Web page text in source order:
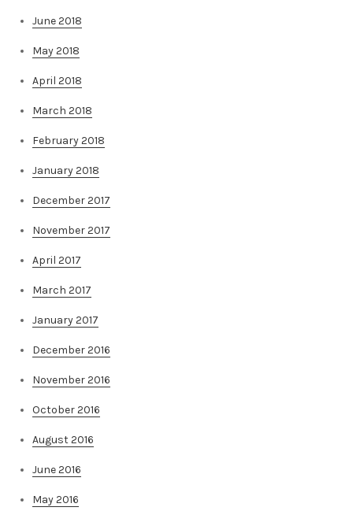
June 2018
May 2018
April 2018
March 2018
February 2018
January 2018
December 2017
November 2017
April 2017
March 2017
January 2017
December 2016
November 2016
October 2016
August 2016
June 2016
May 2016